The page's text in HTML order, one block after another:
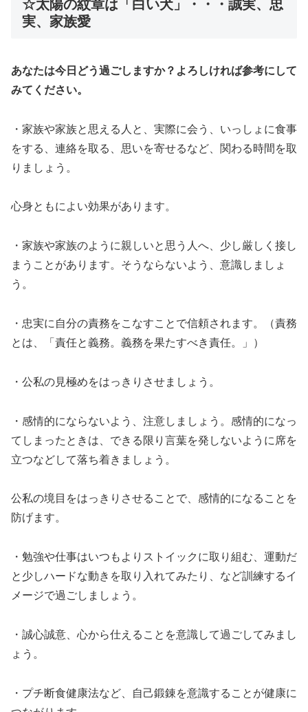
☆太陽の紋章は「白い犬」・・・誠実、忠
実、家族愛
あなたは今日どう過ごしますか？よろしければ参考にして
みてください。
・家族や家族と思える人と、実際に会う、いっしょに食事
をする、連絡を取る、思いを寄せるなど、関わる時間を取
りましょう。
心身ともによい効果があります。
・家族や家族のように親しいと思う人へ、少し厳しく接し
まうことがあります。そうならないよう、意識しましょ
う。
・忠実に自分の責務をこなすことで信頼されます。（責務
とは、「責任と義務。義務を果たすべき責任。」）
・公私の見極めをはっきりさせましょう。
・感情的にならないよう、注意しましょう。感情的になっ
てしまったときは、できる限り言葉を発しないように席を
立つなどして落ち着きましょう。
公私の境目をはっきりさせることで、感情的になることを
防げます。
・勉強や仕事はいつもよりストイックに取り組む、運動だ
と少しハードな動きを取り入れてみたり、など訓練するイ
メージで過ごしましょう。
・誠心誠意、心から仕えることを意識して過ごしてみまし
ょう。
・プチ断食健康法など、自己鍛錬を意識することが健康に